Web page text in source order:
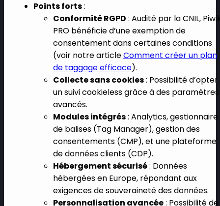
Points forts:
Conformité RGPD : Audité par la CNIL,
PRO bénéficie d’une exemption de
consentement dans certaines conditions
(voir notre articleComment créer un plan
de taggage efficace).
Collecte sans cookies: Possibilité d’opter
un suivi cookieless grâce à des paramètres
avancés.
Modules intégrés: Analytics, gestionnaire
de balises (Tag Manager), gestion des
consentements (CMP), et une plateforme
de données clients (CDP).
Hébergement sécurisé: Données
hébergées en Europe, répondant aux
exigences de souveraineté des données.
Personnalisation avancée: Possibilité de